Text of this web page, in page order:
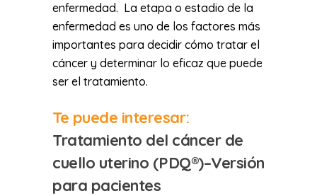
enfermedad. La etapa o estadio de la
enfermedad es uno de los factores más
importantes para decidir cómo tratar el
cáncer y determinar lo eficaz que puede
ser el tratamiento.
Te puede interesar:
Tratamiento del cáncer de
cuello uterino (PDQ®)–Versión
para pacientes